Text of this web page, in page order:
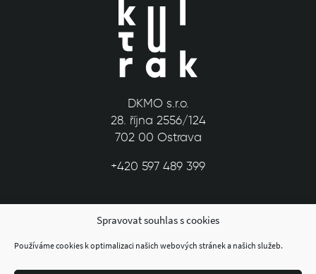
Spravovat souhlas s cookies
Používáme cookies k optimalizaci našich webových stránek a našich služeb.
DKMO s.r.o.
28. října 2556/124
702 00 Ostrava
+420 597 489 399